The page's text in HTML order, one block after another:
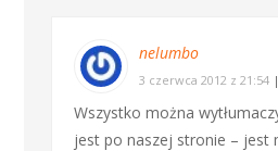
nelumbo
3 czerwca 2012 z 21:54 |
Wszystko można
jest po naszej stronie – jest